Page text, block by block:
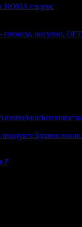
HOMA индекс
- глюкоза, инсулин,
7